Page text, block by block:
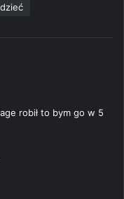
robił to bym go w 5